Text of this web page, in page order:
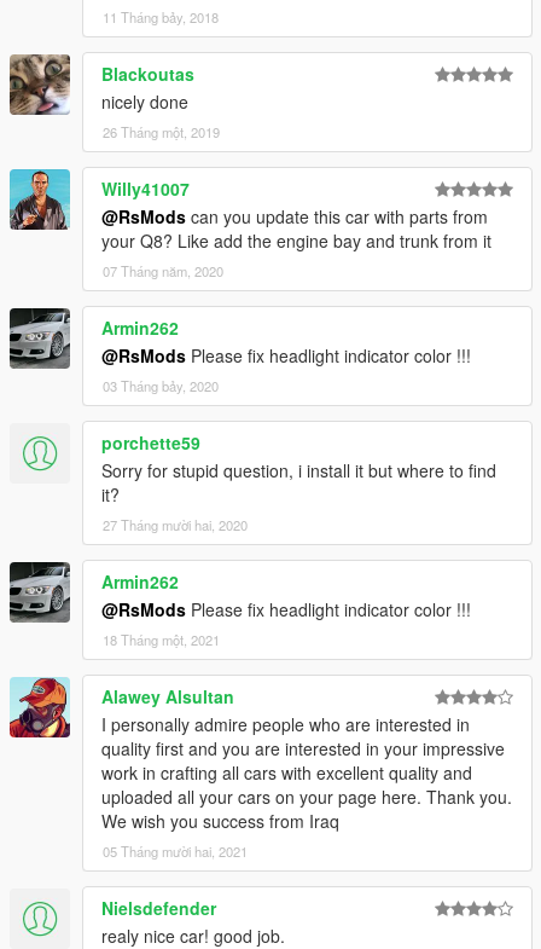
11 Tháng bảy, 2018
Blackoutas
nicely done
26 Tháng một, 2019
Willy41007
@RsMods can you update this car with parts from
your Q8? Like add the engine bay and trunk from it
07 Tháng năm, 2020
Armin262
@RsMods Please fix headlight indicator color !!!
03 Tháng bảy, 2020
porchette59
Sorry for stupid question, i install it but where to find
it?
27 Tháng mười hai, 2020
Armin262
@RsMods Please fix headlight indicator color !!!
18 Tháng một, 2021
Alawey Alsultan
I personally admire people who are interested in
quality first and you are interested in your impressive
work in crafting all cars with excellent quality and
uploaded all your cars on your page here. Thank you.
We wish you success from Iraq
05 Tháng mười hai, 2021
Nielsdefender
realy nice car! good job.